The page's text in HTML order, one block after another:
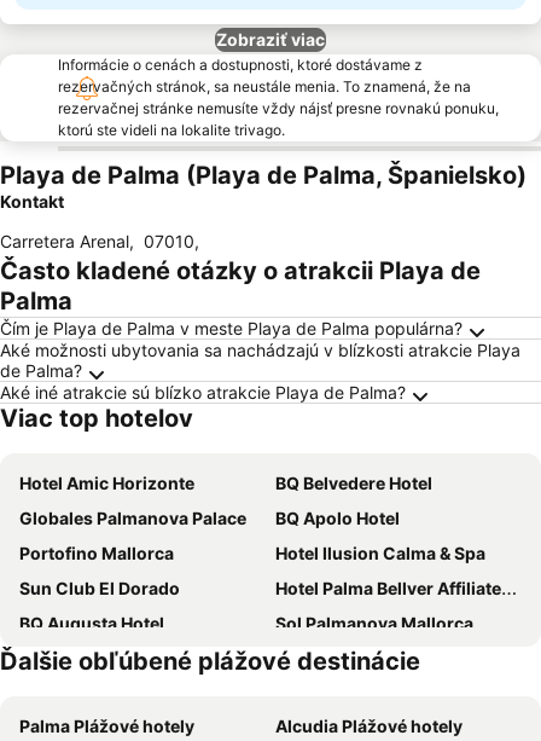
Zobraziť viac
Informácie o cenách a dostupnosti, ktoré dostávame z
rezervačných stránok, sa neustále menia. To znamená, že na
rezervačnej stránke nemusíte vždy nájsť presne rovnakú ponuku,
ktorú ste videli na lokalite trivago.
Playa de Palma (Playa de Palma, Španielsko)
Kontakt
Carretera Arenal, 07010,
Často kladené otázky o atrakcii Playa de
Palma
Čím je Playa de Palma v meste Playa de Palma populárna?
Aké možnosti ubytovania sa nachádzajú v blízkosti atrakcie Playa
de Palma?
Aké iné atrakcie sú blízko atrakcie Playa de Palma?
Viac top hotelov
Hotel Amic Horizonte
BQ Belvedere Hotel
Globales Palmanova Palace
BQ Apolo Hotel
Portofino Mallorca
Hotel Ilusion Calma & Spa
Sun Club El Dorado
Hotel Palma Bellver Affiliated by Meliá
BQ Augusta Hotel
Sol Palmanova Mallorca
Hotel Joan Miró Museum
whala!beach
BLUESEA Mediodia
Catalonia Majórica
Ďalšie obľúbené plážové destinácie
Palma Plážové hotely
Alcudia Plážové hotely